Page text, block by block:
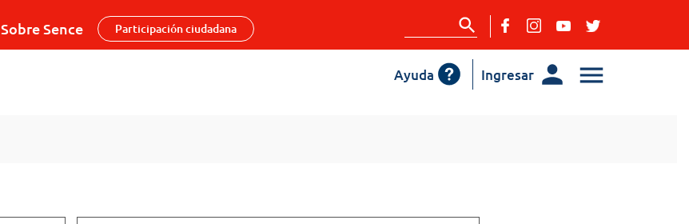
Sobre Sence Participación ciudadana
Ingresar
Ayuda